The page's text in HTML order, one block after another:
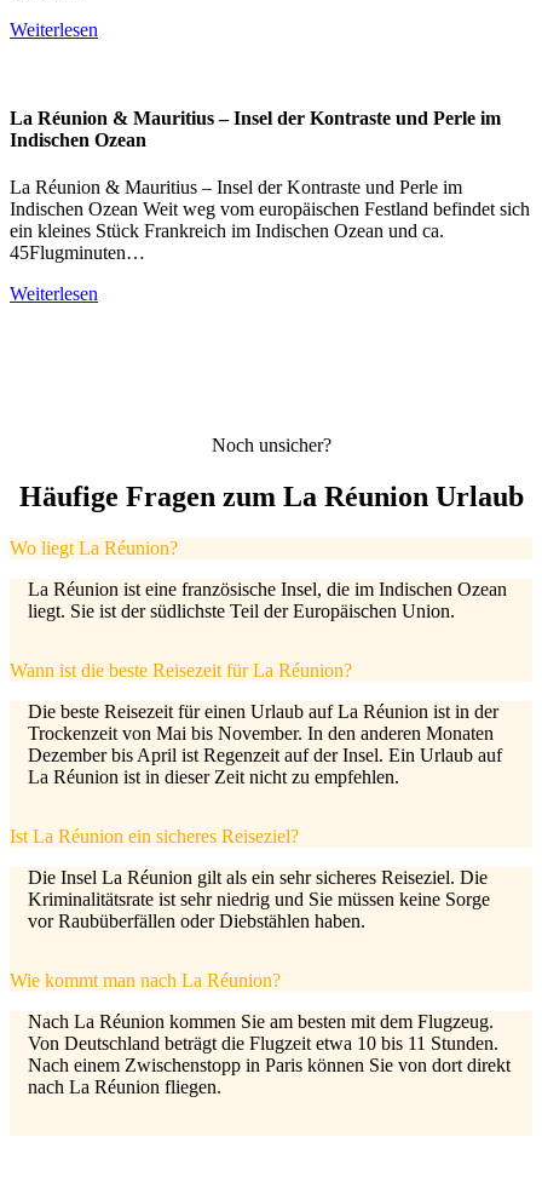
Weiterlesen
La Réunion & Mauritius – Insel der Kontraste und Perle im
Indischen Ozean
La Réunion & Mauritius – Insel der Kontraste und Perle im
Indischen Ozean Weit weg vom europäischen Festland befindet sich
ein kleines Stück Frankreich im Indischen Ozean und ca.
45Flugminuten…
Weiterlesen
Noch unsicher?
Häufige Fragen zum La Réunion Urlaub
Wo liegt La Réunion?
La Réunion ist eine französische Insel, die im Indischen Ozean
liegt. Sie ist der südlichste Teil der Europäischen Union.
Wann ist die beste Reisezeit für La Réunion?
Die beste Reisezeit für einen Urlaub auf La Réunion ist in der
Trockenzeit von Mai bis November. In den anderen Monaten
Dezember bis April ist Regenzeit auf der Insel. Ein Urlaub auf
La Réunion ist in dieser Zeit nicht zu empfehlen.
Ist La Réunion ein sicheres Reiseziel?
Die Insel La Réunion gilt als ein sehr sicheres Reiseziel. Die
Kriminalitätsrate ist sehr niedrig und Sie müssen keine Sorge
vor Raubüberfällen oder Diebstählen haben.
Wie kommt man nach La Réunion?
Nach La Réunion kommen Sie am besten mit dem Flugzeug.
Von Deutschland beträgt die Flugzeit etwa 10 bis 11 Stunden.
Nach einem Zwischenstopp in Paris können Sie von dort direkt
nach La Réunion fliegen.